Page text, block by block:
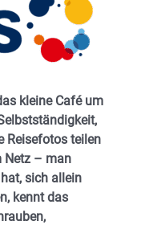
kleine Café um
Reisefotos teilen
Netz – man
sich allein
kennt das